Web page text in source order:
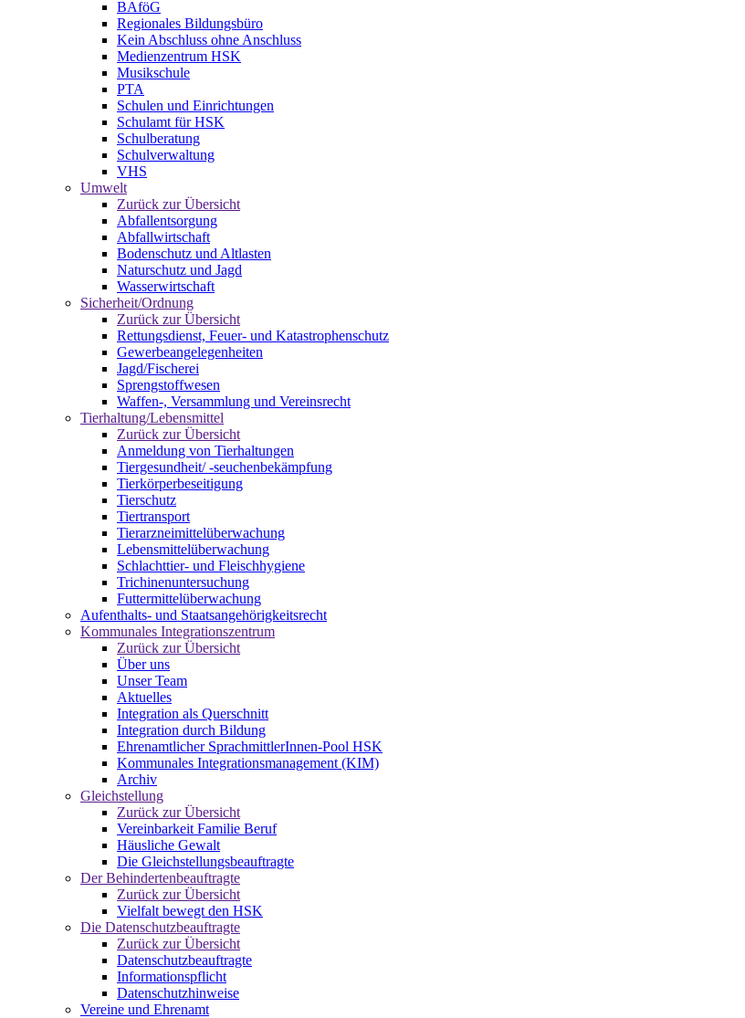
BAföG
Regionales Bildungsbüro
Kein Abschluss ohne Anschluss
Medienzentrum HSK
Musikschule
PTA
Schulen und Einrichtungen
Schulamt für HSK
Schulberatung
Schulverwaltung
VHS
Umwelt
Zurück zur Übersicht
Abfallentsorgung
Abfallwirtschaft
Bodenschutz und Altlasten
Naturschutz und Jagd
Wasserwirtschaft
Sicherheit/Ordnung
Zurück zur Übersicht
Rettungsdienst, Feuer- und Katastrophenschutz
Gewerbeangelegenheiten
Jagd/Fischerei
Sprengstoffwesen
Waffen-, Versammlung und Vereinsrecht
Tierhaltung/Lebensmittel
Zurück zur Übersicht
Anmeldung von Tierhaltungen
Tiergesundheit/ -seuchenbekämpfung
Tierkörperbeseitigung
Tierschutz
Tiertransport
Tierarzneimittelüberwachung
Lebensmittelüberwachung
Schlachttier- und Fleischhygiene
Trichinenuntersuchung
Futtermittelüberwachung
Aufenthalts- und Staatsangehörigkeitsrecht
Kommunales Integrationszentrum
Zurück zur Übersicht
Über uns
Unser Team
Aktuelles
Integration als Querschnitt
Integration durch Bildung
Ehrenamtlicher SprachmittlerInnen-Pool HSK
Kommunales Integrationsmanagement (KIM)
Archiv
Gleichstellung
Zurück zur Übersicht
Vereinbarkeit Familie Beruf
Häusliche Gewalt
Die Gleichstellungsbeauftragte
Der Behindertenbeauftragte
Zurück zur Übersicht
Vielfalt bewegt den HSK
Die Datenschutzbeauftragte
Zurück zur Übersicht
Datenschutzbeauftragte
Informationspflicht
Datenschutzhinweise
Vereine und Ehrenamt